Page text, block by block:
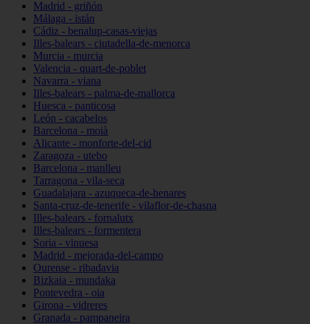
Madrid - griñón
Málaga - istán
Cádiz - benalup-casas-viejas
Illes-balears - ciutadella-de-menorca
Murcia - murcia
Valencia - quart-de-poblet
Navarra - viana
Illes-balears - palma-de-mallorca
Huesca - panticosa
León - cacabelos
Barcelona - moià
Alicante - monforte-del-cid
Zaragoza - utebo
Barcelona - manlleu
Tarragona - vila-seca
Guadalajara - azuqueca-de-henares
Santa-cruz-de-tenerife - vilaflor-de-chasna
Illes-balears - fornalutx
Illes-balears - formentera
Soria - vinuesa
Madrid - mejorada-del-campo
Ourense - ribadavia
Bizkaia - mundaka
Pontevedra - oia
Girona - vidreres
Granada - pampaneira